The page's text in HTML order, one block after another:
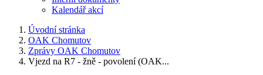
Kalendář akcí
Úvodní stránka
OAK Chomutov
Zprávy OAK Chomutov
Vjezd na R7 - žně - povolení (OAK...